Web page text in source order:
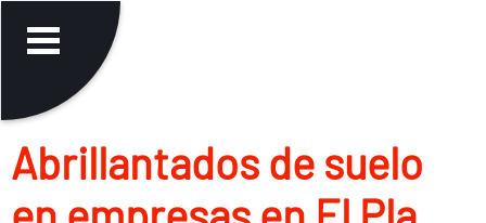
Abrillantados de suelo